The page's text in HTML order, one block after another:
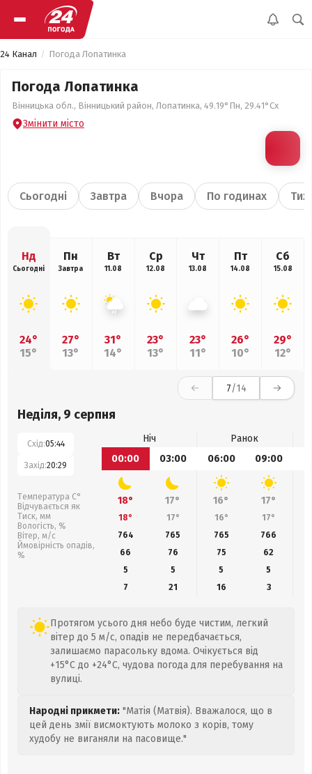
24 Канал Погода Лопатинка
Погода Лопатинка
Вінницька обл., Вінницький район, Лопатинка, 49.19°Пн, 29.41°Сх
Змінити місто
Сьогодні Завтра Вчора По годинах
Нд
Сьогодні
24°
15°
Пн
Завтра
27°
13°
Вт
11.08
31°
14°
Ср
12.08
23°
13°
Чт
13.08
23°
11°
Пт
14.08
26°
10°
Сб
15.08
29°
12°
7/14
Неділя, 9 серпня
Схід:05:44
Захід:20:29
Температура С°
Відчувається як
Тиск, мм
Вологість, %
Вітер, м/с
Ймовірність опадів,
%
Ніч
Ранок
00:00
03:00 06:00 09:00
18° 17° 16° 17°
18° 17° 16° 17°
764
765 765 766
66
76 75 62
5
5 5
5
7
21 16 3
Протягом усього дня небо буде чистим, легкий
вітер до 5 м/с, опадів не передбачається,
залишаємо парасольку вдома. Очікується від
+15°C до +24°C, чудова погода для перебування на
вулиці.
Народні прикмети: "Матія (Матвія). Вважалося, що в
цей день змії висмоктують молоко з корів, тому
худобу не виганяли на пасовище."